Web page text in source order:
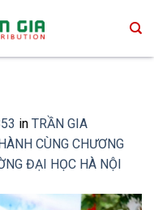
in TRẦN GIA
CÙNG CHƯƠNG
ĐẠI HỌC HÀ NỘI